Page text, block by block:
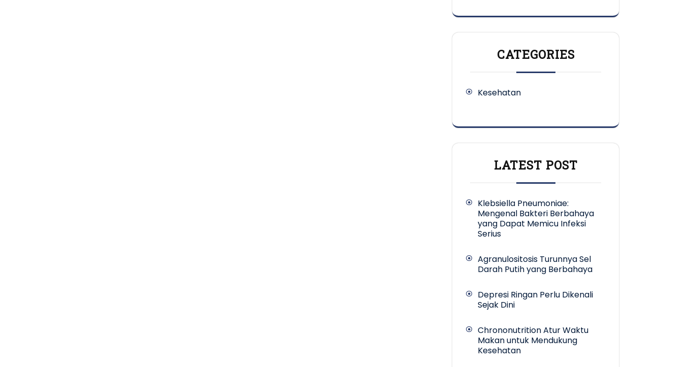
CATEGORIES
Kesehatan
LATEST POST
Klebsiella Pneumoniae:
Mengenal Bakteri Berbahaya
yang Dapat Memicu Infeksi
Serius
Agranulositosis Turunnya Sel
Darah Putih yang Berbahaya
Depresi Ringan Perlu Dikenali
Sejak Dini
Chrononutrition Atur Waktu
Makan untuk Mendukung
Kesehatan